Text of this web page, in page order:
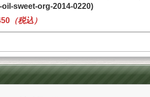
oil-sweet-org-2014-0220)
（税込）